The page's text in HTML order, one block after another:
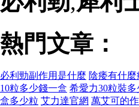
熱門文章：
必利勁副作用是什麼 陰痿有什麼
10粒多少錢一盒 希愛力30粒裝多
盒多少粒 艾力達官網 萬艾可的